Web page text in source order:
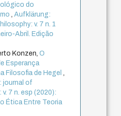
do
,Aufklärung:
v. 7 n. 1
Abril. Edição
Konzen,O
Esperança
Filosofia de Hegel
journal of
7 n. esp (2020):
Ética Entre Teoria